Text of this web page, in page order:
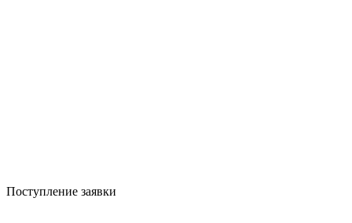
Поступление заявки